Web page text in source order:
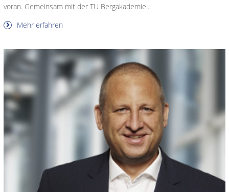
voran. Gemeinsam mit der TU Bergakademie...
Mehr erfahren